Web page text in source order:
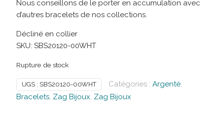
Nous conseillons de le porter en accumulation avec
d’autres bracelets de nos collections.
Décliné en collier
SKU: SBS20120-00WHT
Rupture de stock
UGS : SBS20120-00WHT Catégories : Argenté,
Bracelets, Zag Bijoux, Zag Bijoux